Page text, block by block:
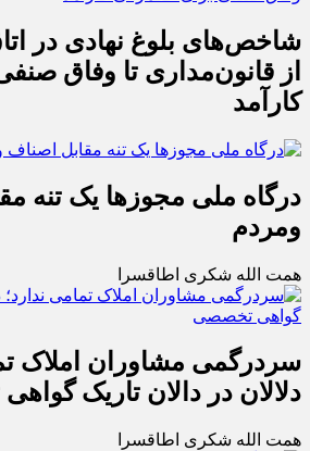
شاخص‌های بلوغ نهادی در
از قانون‌مداری تا وفاق
کارآمد
درگاه ملی مجوزها یک تنه
ومردم
همت الله شکری اطاقسرا
سردرگمی مشاوران املاک
دلالان در دالان تاریک
همت الله شکری اطاقسرا